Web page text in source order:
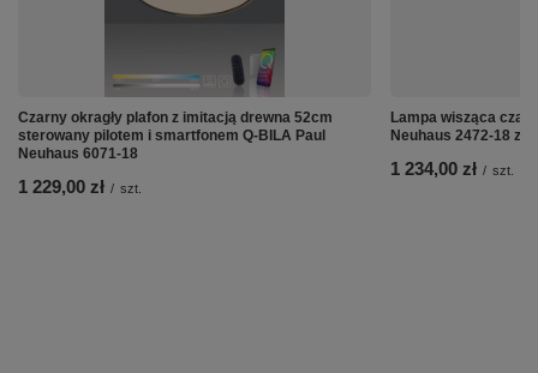
Czarny okragły plafon z imitacją drewna 52cm
sterowany pilotem i smartfonem Q-BILA Paul
Neuhaus 6071-18
1 229,00 zł / szt.
Lampa wisząca
Neuhaus 2472-18 ze
1 234,00 zł / szt.